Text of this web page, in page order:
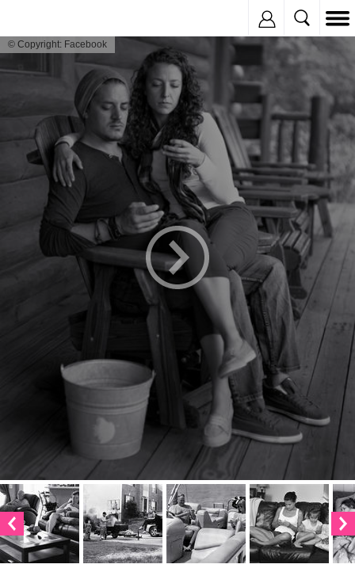
© Copyright: Facebook